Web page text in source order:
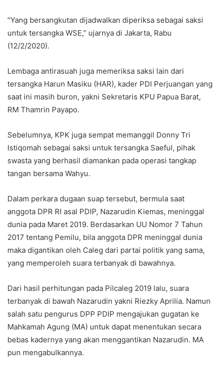
“Yang bersangkutan dijadwalkan diperiksa sebagai saksi
untuk tersangka WSE,” ujarnya di Jakarta, Rabu
(12/2/2020).
Lembaga antirasuah juga memeriksa saksi lain dari
tersangka Harun Masiku (HAR), kader PDI Perjuangan yang
saat ini masih buron, yakni Sekretaris KPU Papua Barat,
RM Thamrin Payapo.
Sebelumnya, KPK juga sempat memanggil Donny Tri
Istiqomah sebagai saksi untuk tersangka Saeful, pihak
swasta yang berhasil diamankan pada operasi tangkap
tangan bersama Wahyu.
Dalam perkara dugaan suap tersebut, bermula saat
anggota DPR RI asal PDIP, Nazarudin Kiemas, meninggal
dunia pada Maret 2019. Berdasarkan UU Nomor 7 Tahun
2017 tentang Pemilu, bila anggota DPR meninggal dunia
maka digantikan oleh Caleg dari partai politik yang sama,
yang memperoleh suara terbanyak di bawahnya.
Dari hasil perhitungan pada Pilcaleg 2019 lalu, suara
terbanyak di bawah Nazarudin yakni Riezky Aprilia. Namun
salah satu pengurus DPP PDIP mengajukan gugatan ke
Mahkamah Agung (MA) untuk dapat menentukan secara
bebas kadernya yang akan menggantikan Nazarudin. MA
pun mengabulkannya.